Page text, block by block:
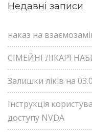
Недавні записи
наказ на
СІМЕЙНІ ЛІКАРІ
Залишки ліків на
Інструкція
доступу NVDA